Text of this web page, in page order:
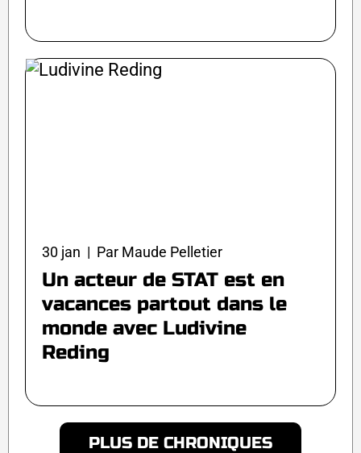
30 jan | Par Maude Pelletier
Un acteur de STAT est en
vacances partout dans le
monde avec Ludivine
Reding
PLUS DE CHRONIQUES